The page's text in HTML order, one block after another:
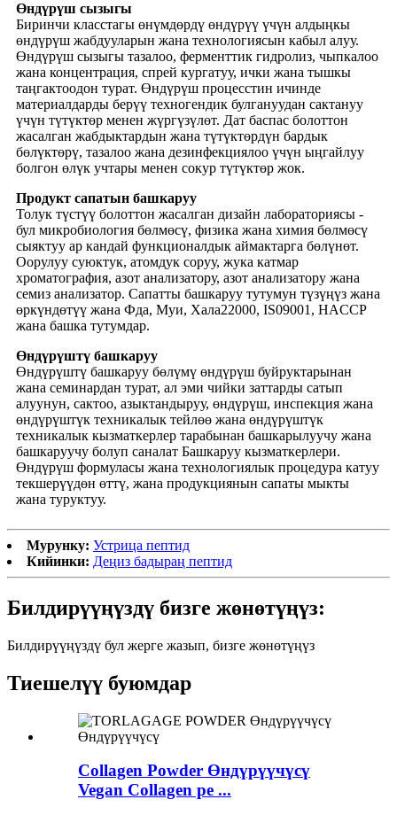
Өндүрүш сызыгы
Биринчи класстагы өнүмдөрдү өндүрүү үчүн алдыңкы
өндүрүш жабдууларын жана технологиясын кабыл алуу.
Өндүрүш сызыгы тазалоо, ферменттик гидролиз, чыпкалоо
жана концентрация, спрей кургатуу, ички жана тышкы
таңгактоодон турат. Өндүрүш процесстин ичинде
материалдарды берүү техногендик булгануудан сактануу
үчүн түтүктөр менен жүргүзүлөт. Дат баспас болоттон
жасалган жабдыктардын жана түтүктөрдүн бардык
бөлүктөрү, тазалоо жана дезинфекциялоо үчүн ыңгайлуу
болгон өлүк учтары менен сокур түтүктөр жок.
Продукт сапатын башкаруу
Толук түстүү болоттон жасалган дизайн лабораториясы -
бул микробиология бөлмөсү, физика жана химия бөлмөсү
сыяктуу ар кандай функционалдык аймактарга бөлүнөт.
Оорулуу суюктук, атомдук соруу, жука катмар
хроматография, азот анализатору, азот анализатору жана
семиз анализатор. Сапатты башкаруу тутумун түзүңүз жана
өркүндөтүү жана Фда, Муи, Хала22000, IS09001, HACCP
жана башка тутумдар.
Өндүрүштү башкаруу
Өндүрүштү башкаруу бөлүмү өндүрүш буйруктарынан
жана семинардан турат, ал эми чийки заттарды сатып
алуунун, сактоо, азыктандыруу, өндүрүш, инспекция жана
өндүрүштүк техникалык тейлөө жана өндүрүштүк
техникалык кызматкерлер тарабынан башкарылуучу жана
башкаруучу болуп саналат Башкаруу кызматкерлери.
Өндүрүш формуласы жана технологиялык процедура катуу
текшерүүдөн өттү, жана продукциянын сапаты мыкты
жана туруктуу.
Мурунку: Устрица пептид
Кийинки: Деңиз бадыраң пептид
Билдирүүңүздү бизге жөнөтүңүз:
Билдирүүңүздү бул жерге жазып, бизге жөнөтүңүз
Тиешелүү буюмдар
Collagen Powder Өндүрүүчүсү
Vegan Collagen pe ...